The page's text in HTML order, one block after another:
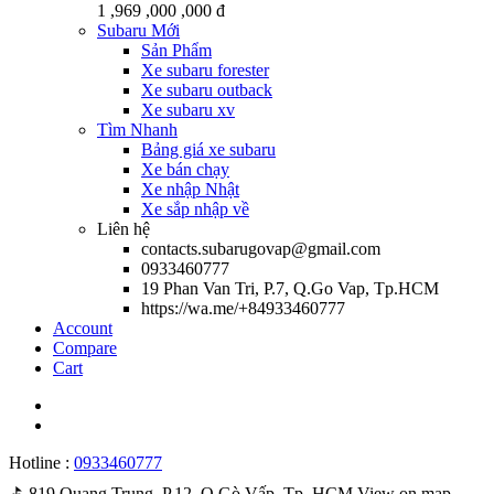
1 ,969 ,000 ,000 đ
Subaru Mới
Sản Phẩm
Xe subaru forester
Xe subaru outback
Xe subaru xv
Tìm Nhanh
Bảng giá xe subaru
Xe bán chạy
Xe nhập Nhật
Xe sắp nhập về
Liên hệ
contacts.subarugovap@gmail.com
0933460777
19 Phan Van Tri, P.7, Q.Go Vap, Tp.HCM
https://wa.me/+84933460777
Account
Compare
Cart
Hotline : 0933460777